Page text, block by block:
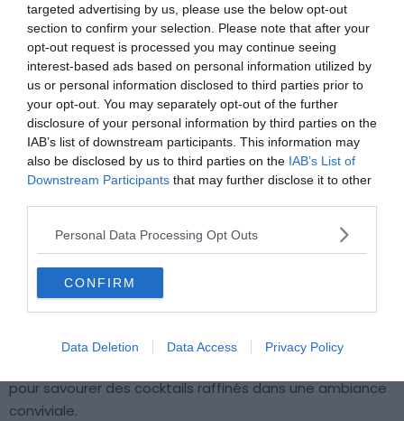
targeted advertising by us, please use the below opt-out
section to confirm your selection. Please note that after your
opt-out request is processed you may continue seeing
interest-based ads based on personal information utilized by
us or personal information disclosed to third parties prior to
your opt-out. You may separately opt-out of the further
disclosure of your personal information by third parties on the
IAB’s list of downstream participants. This information may
also be disclosed by us to third parties on the IAB’s List of
Downstream Participants that may further disclose it to other
Personal Data Processing Opt Outs
CONFIRM
Data Deletion Data Access Privacy Policy
pour surprendre les palais les plus exigeants.
Pour en savoir plus :Situé au pied du Mönchsberg, le Flip
Cocktailbar est un bar emblématique de Salzbourg.
Ouvert en début de soirée jusqu’aux premières lueurs du
jour, il propose une large sélection de cocktails. Ce lieu
prisé se distingue par son ambiance décontractée et
son décor moderne, alliant néons et mobilier design.
C’est l’endroit idéal pour passer une soirée entre amis et
découvrir la vie nocturne salzbourgeoise.
Gilli’s One Room Bar
la sélection de spiritueux haut de gamme font de Gilli’s
pour savourer des cocktails raffinés dans une ambiance
conviviale.